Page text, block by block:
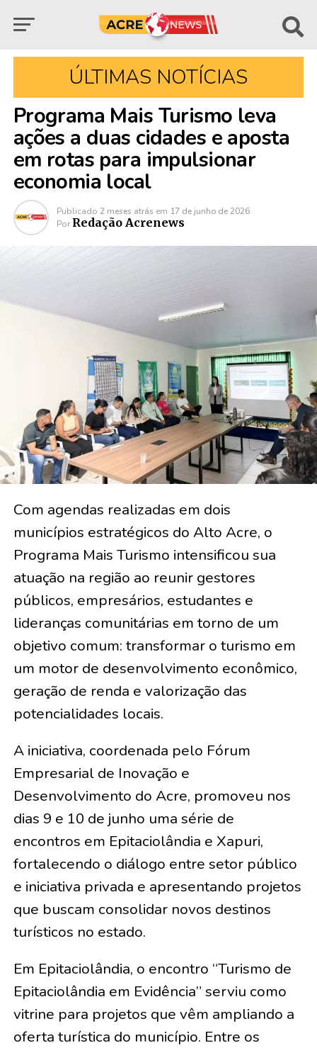
ÚLTIMAS NOTÍCIAS
Programa Mais Turismo leva
ações a duas cidades e aposta
em rotas para impulsionar
economia local
Publicado 2 meses atrás em 17 de junho de 2026
Por Redação Acrenews
Com agendas realizadas em dois
municípios estratégicos do Alto Acre, o
Programa Mais Turismo intensificou sua
atuação na região ao reunir gestores
públicos, empresários, estudantes e
lideranças comunitárias em torno de um
objetivo comum: transformar o turismo em
um motor de desenvolvimento econômico,
geração de renda e valorização das
potencialidades locais.
A iniciativa, coordenada pelo Fórum
Empresarial de Inovação e
Desenvolvimento do Acre, promoveu nos
dias 9 e 10 de junho uma série de
encontros em Epitaciolândia e Xapuri,
fortalecendo o diálogo entre setor público
e iniciativa privada e apresentando projetos
que buscam consolidar novos destinos
turísticos no estado.
Em Epitaciolândia, o encontro “Turismo de
Epitaciolândia em Evidência” serviu como
vitrine para projetos que vêm ampliando a
oferta turística do município. Entre os